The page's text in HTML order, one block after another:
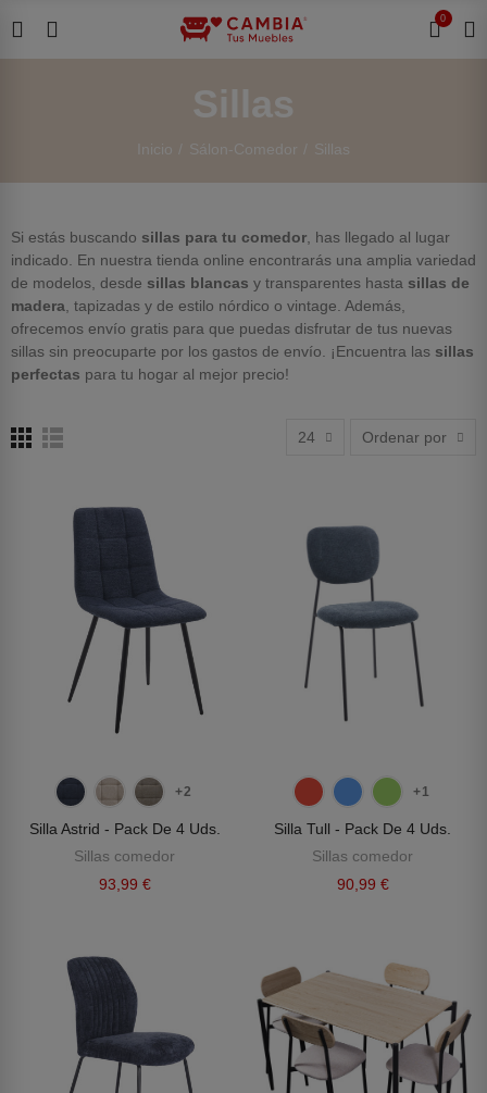
0
Sillas
Inicio Sálon-Comedor Sillas
Si estás buscando sillas para tu comedor , has llegado al lugar
indicado. En nuestra tienda online encontrarás una amplia variedad
de modelos, desde sillas blancas y transparentes hasta sillas de
madera , tapizadas y de estilo nórdico o vintage. Además,
ofrecemos envío gratis para que puedas disfrutar de tus nuevas
sillas sin preocuparte por los gastos de envío. ¡Encuentra las sillas
perfectas para tu hogar al mejor precio!
24 Ordenar por
+2
Silla Astrid - Pack De 4 Uds.
Sillas comedor
93,99 €
+1
Silla Tull - Pack De 4 Uds.
Sillas comedor
90,99 €